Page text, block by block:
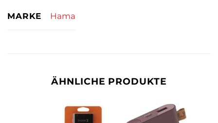
MARKE Hama
ÄHNLICHE PRODUKTE